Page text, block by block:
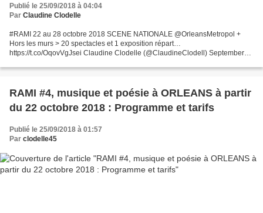
Publié le 25/09/2018 à 04:04
Par Claudine Clodelle
#RAMI 22 au 28 octobre 2018 SCENE NATIONALE @OrleansMetropol +
Hors les murs > 20 spectacles et 1 exposition répart…
https://t.co/OqovVgJsei Claudine Clodelle (@ClaudineClodell) September
@OrleansMetropol...
RAMI #4, musique et poésie à ORLEANS à partir
du 22 octobre 2018 : Programme et tarifs
Publié le 25/09/2018 à 01:57
Par clodelle45